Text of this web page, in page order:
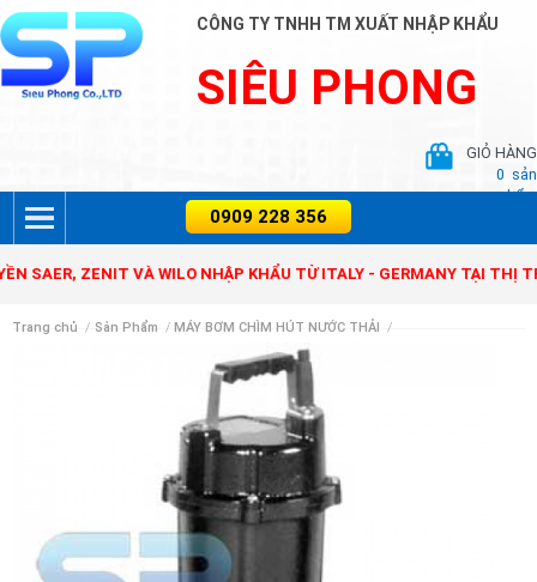
CÔNG TY TNHH TM XUẤT NHẬP KHẨU
SIÊU PHONG
GIỎ HÀNG
0 sản
phẩm
ZENIT VÀ WILO NHẬP KHẨU TỪ ITALY - GERMANY TẠI THỊ
Trang chủ / Sản Phẩm / MÁY BƠM CHÌM HÚT NƯỚC THẢI /